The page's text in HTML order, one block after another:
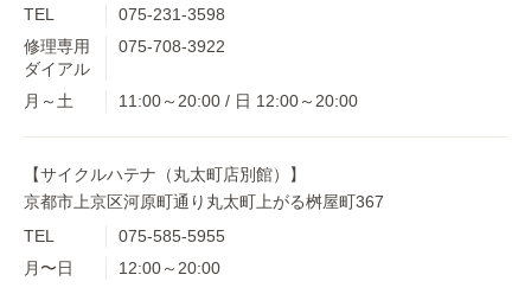
TEL
075-231-3598
修理専用
ダイアル
075-708-3922
月～土 11:00～20:00 / 日 12:00～20:00
【サイクルハテナ（丸太町店別館）】
京都市上京区河原町通り丸太町上がる桝屋町367
TEL
075-585-5955
月〜日
12:00～20:00